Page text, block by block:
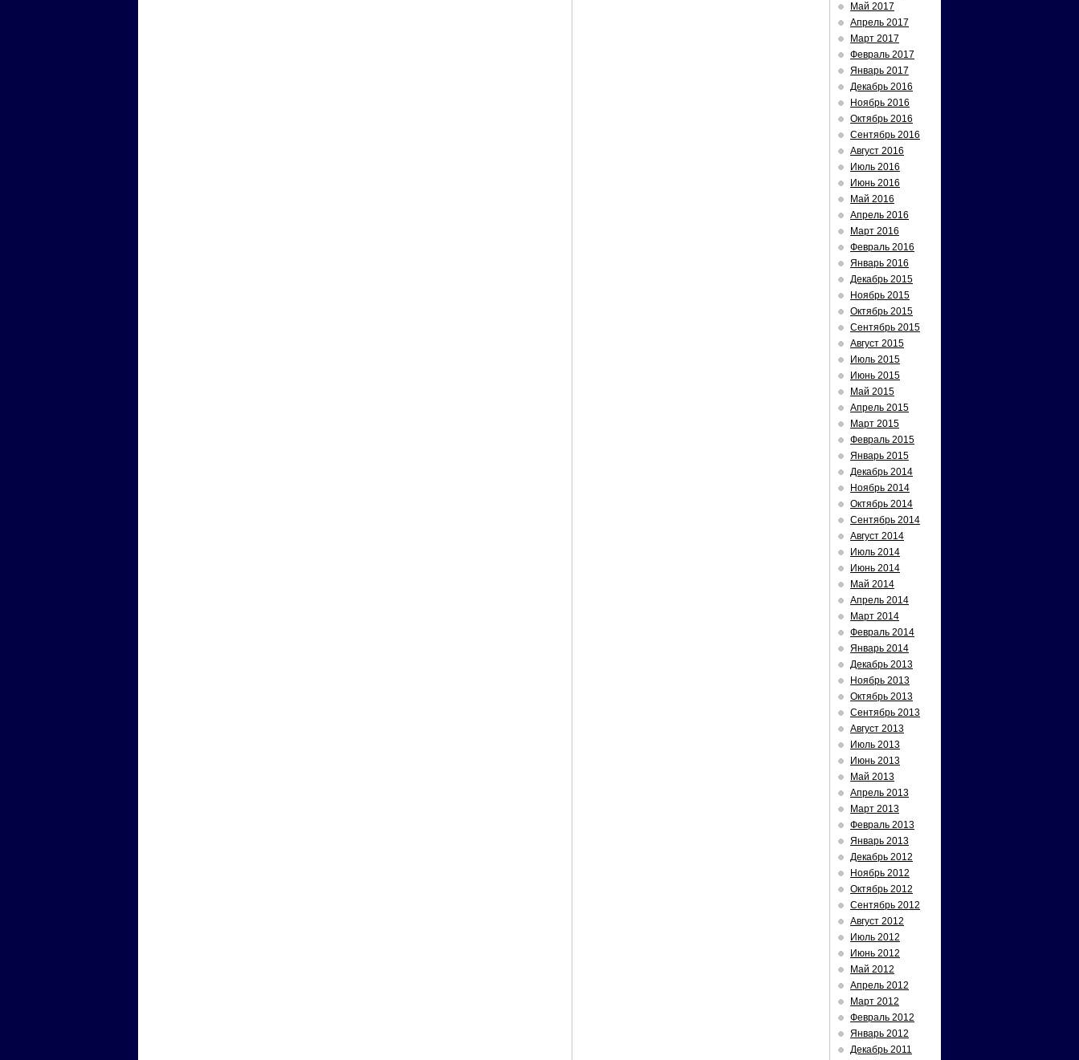
Май 2017
Апрель 2017
Март 2017
Февраль 2017
Январь 2017
Декабрь 2016
Ноябрь 2016
Октябрь 2016
Сентябрь 2016
Август 2016
Июль 2016
Июнь 2016
Май 2016
Апрель 2016
Март 2016
Февраль 2016
Январь 2016
Декабрь 2015
Ноябрь 2015
Октябрь 2015
Сентябрь 2015
Август 2015
Июль 2015
Июнь 2015
Май 2015
Апрель 2015
Март 2015
Февраль 2015
Январь 2015
Декабрь 2014
Ноябрь 2014
Октябрь 2014
Сентябрь 2014
Август 2014
Июль 2014
Июнь 2014
Май 2014
Апрель 2014
Март 2014
Февраль 2014
Январь 2014
Декабрь 2013
Ноябрь 2013
Октябрь 2013
Сентябрь 2013
Август 2013
Июль 2013
Июнь 2013
Май 2013
Апрель 2013
Март 2013
Февраль 2013
Январь 2013
Декабрь 2012
Ноябрь 2012
Октябрь 2012
Сентябрь 2012
Август 2012
Июль 2012
Июнь 2012
Май 2012
Апрель 2012
Март 2012
Февраль 2012
Январь 2012
Декабрь 2011